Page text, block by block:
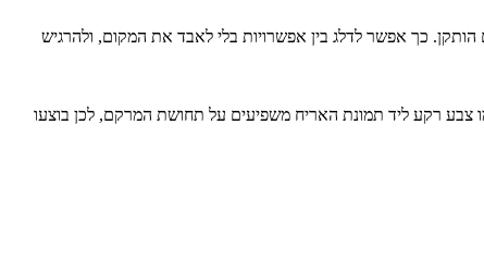
כך אפשר לדלג בין אפשרויות בלי לאבד את המקום, ולהרגיש
צבע רקע ליד תמונת האריח משפיעים על תחושת המרקם, לכן בוצעו